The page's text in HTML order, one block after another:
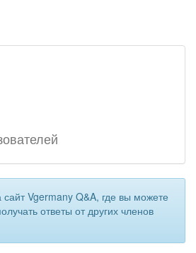
Vgermany Q&A, где вы можете
ответы от других членов